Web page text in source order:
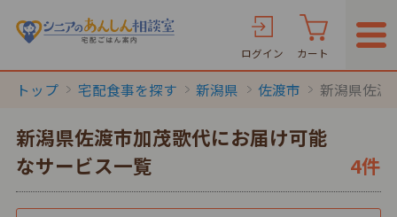
ログイン カート
トップ 宅配食事を探す 新潟県 佐渡市 新潟県佐渡
新潟県佐渡市加茂歌代にお届け可能
なサービス一覧
4件